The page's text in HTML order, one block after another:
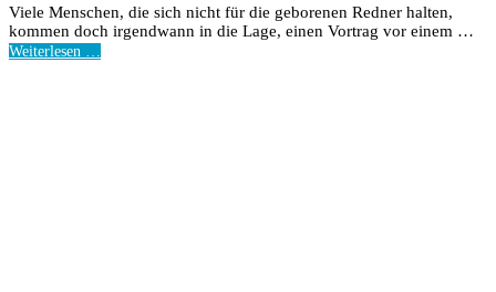
Viele Menschen, die sich nicht für die geborenen Redner halten,
kommen doch irgendwann in die Lage, einen Vortrag vor einem …
Weiterlesen …